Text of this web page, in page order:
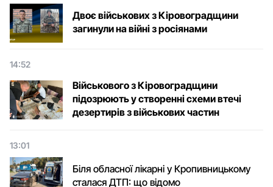
Двоє військових з Кіровоградщини
загинули на війні з росіянами
14:52
Військового з Кіровоградщини
підозрюють у створенні схеми втечі
дезертирів з військових частин
13:01
Біля обласної лікарні у Кропивницькому
сталася ДТП: що відомо